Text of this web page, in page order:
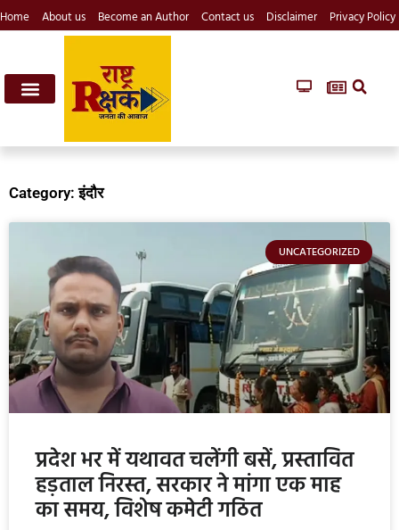
Home About us Become an Author Contact us Disclaimer Privacy Policy
Category: इंदौर
UNCATEGORIZED
प्रदेश भर में यथावत चलेंगी बसें, प्रस्तावित
हड़ताल निरस्त, सरकार ने मांगा एक माह
का समय, विशेष कमेटी गठित